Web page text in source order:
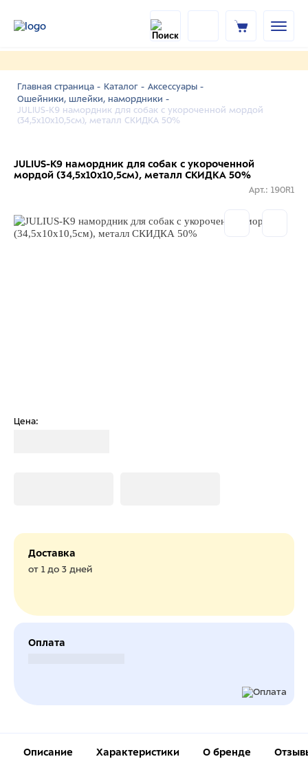
Главная страница - Каталог - Аксессуары -
Ошейники, шлейки, намордники -
JULIUS-K9 намордник для собак c укороченной мордой
(34,5х10х10,5см), металл СКИДКА 50%
JULIUS-K9 намордник для собак c укороченной
мордой (34,5х10х10,5см), металл СКИДКА 50%
Арт.: 190R1
Цена:
Доставка
от 1 до 3 дней
Оплата
Описание Характеристики О бренде